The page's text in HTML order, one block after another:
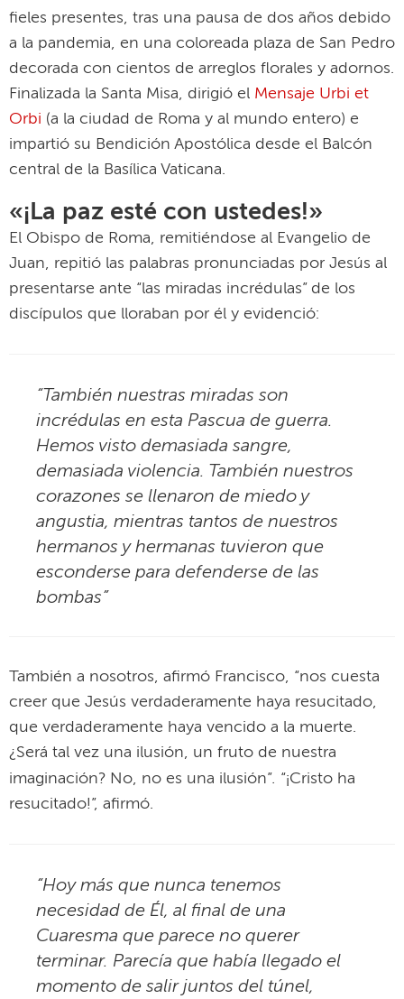
fieles presentes, tras una pausa de dos años debido
a la pandemia, en una coloreada plaza de San Pedro
decorada con cientos de arreglos florales y adornos.
Finalizada la Santa Misa, dirigió el Mensaje Urbi et
Orbi (a la ciudad de Roma y al mundo entero) e
impartió su Bendición Apostólica desde el Balcón
central de la Basílica Vaticana.
«¡La paz esté con ustedes!»
El Obispo de Roma, remitiéndose al Evangelio de
Juan, repitió las palabras pronunciadas por Jesús al
presentarse ante “las miradas incrédulas” de los
discípulos que lloraban por él y evidenció:
“También nuestras miradas son
incrédulas en esta Pascua de guerra.
Hemos visto demasiada sangre,
demasiada violencia. También nuestros
corazones se llenaron de miedo y
angustia, mientras tantos de nuestros
hermanos y hermanas tuvieron que
esconderse para defenderse de las
bombas”
También a nosotros, afirmó Francisco, “nos cuesta
creer que Jesús verdaderamente haya resucitado,
que verdaderamente haya vencido a la muerte.
¿Será tal vez una ilusión, un fruto de nuestra
imaginación? No, no es una ilusión”. “¡Cristo ha
resucitado!”, afirmó.
“Hoy más que nunca tenemos
necesidad de Él, al final de una
Cuaresma que parece no querer
terminar. Parecía que había llegado el
momento de salir juntos del túnel,